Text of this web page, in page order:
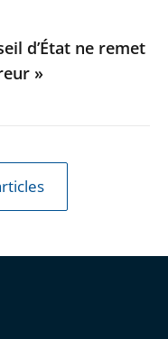
d’État ne remet
»